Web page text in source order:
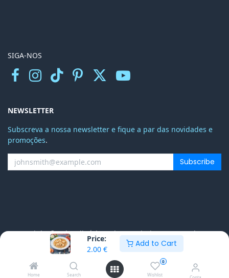
Price:
2.00€
Add to Cart
Home Search
0
Wishlist
SIGA-NOS
NEWSLETTER
Subscreva a nossa newsletter e fique a par das novidades e
promoções.
Subscribe
Copyright © Teleculinária Todos os Direitos Reservados
English (US)
Powered by - The #1 Open Source eCommerce